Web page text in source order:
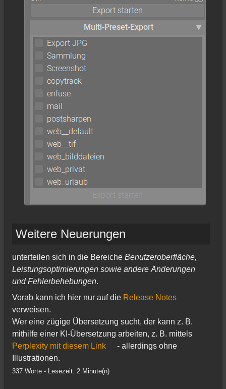
Weitere Neuerungen
unterteilen sich in die Bereiche Benutzeroberfläche,
Leistungsoptimierungen sowie andere Änderungen
und Fehlerbehebungen.
Vorab kann ich hier nur auf die Release Notes
verweisen.
Wer eine zügige Übersetzung sucht, der kann z. B.
mithilfe einer KI-Übersetzung arbeiten, z. B. mittels
Perplexity mit diesem Link
- allerdings ohne
Illustrationen.
337 Worte - Lesezeit: 2 Minute(n)